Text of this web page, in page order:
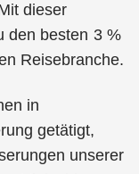
dieser
den besten 3 %
Reisebranche.
in
getätigt,
unserer